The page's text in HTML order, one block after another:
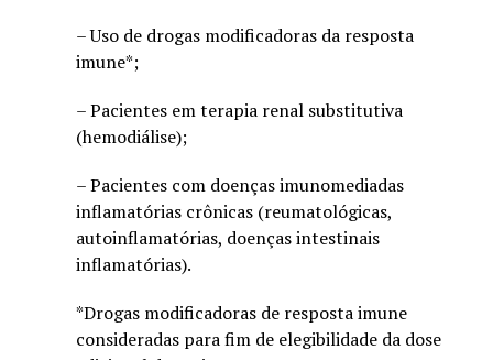
– Uso de drogas modificadoras da resposta
imune*;
– Pacientes em terapia renal substitutiva
(hemodiálise);
– Pacientes com doenças imunomediadas
inflamatórias crônicas (reumatológicas,
autoinflamatórias, doenças intestinais
inflamatórias).
*Drogas modificadoras de resposta imune
consideradas para fim de elegibilidade da dose